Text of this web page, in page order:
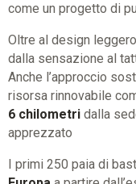
come un progetto di
Oltre al design
dalla sensazione al
Anche l’approccio
risorsa rinnovabile
6 chilometri dalla
apprezzato
I primi 250 paia di